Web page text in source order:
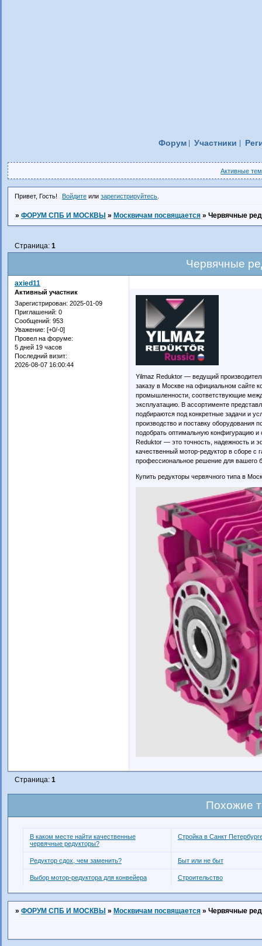
Форум Участники
Активные
Привет, Гость! Войдите илизарегистрируйтесь
» ФОРУМ СПБ И МОСКВЫ » Москвичам посвящается » Червячные
Червячные
Страница: 1
axied11
Активный участник
Зарегистрирован: 2025-01-09
Приглашений: 0
Сообщений: 953
Уважение: [+0/-0]
Провел на форуме:
5 дней 19 часов
Последний визит:
2026-08-07 16:00:44
Yilmaz Reduktor — ведущий
заказу в Москве на официальном сайте
промышленности, соответствующие
эксплуатацию. В ассортименте
подбираются под конкретные задачи и
производство и поставку оборудования
подобрать оптимальную конфигурацию и
Reduktor — это точность, надежность и
качественный мотор-редуктор в сборе с
профессиональное решение для вашего
Купить редукторы червячного типа в
Страница: 1
Похожие
В каком месте найти качественные
червячные редукторы?
Стройка в Санкт
Редуктор сдох, чем заменить? Быт или не быт
Выбор мотор-редуктора для конвейера Строительство
» ФОРУМ СПБ И МОСКВЫ » Москвичам посвящается » Червячные